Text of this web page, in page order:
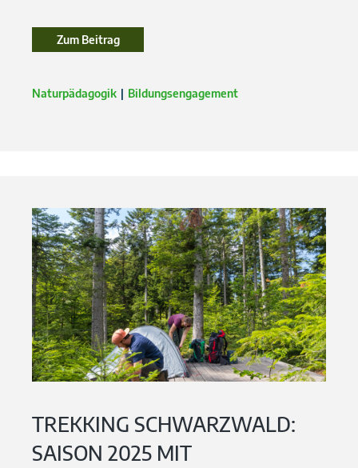
Zum BeitragZum Beitrag
Naturpädagogik Bildungsengagement
TREKKING SCHWARZWALD:
SAISON 2025 MIT